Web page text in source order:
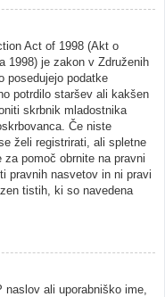
Act of 1998 (Akt o
1998) je zakon v Združenih
posedujejo podatke
potrdilo staršev ali kakšen
skrbnik mladostnika
Če niste
želi registrirati, ali spletne
pomoč obrnite na pravni
pravnih nasvetov in ni pravi
tistih, ki so navedena
ali uporabniško ime,